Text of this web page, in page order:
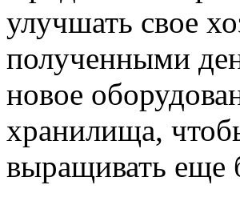
улучшать свое
полученными
новое
хранилища,
выращивать еще